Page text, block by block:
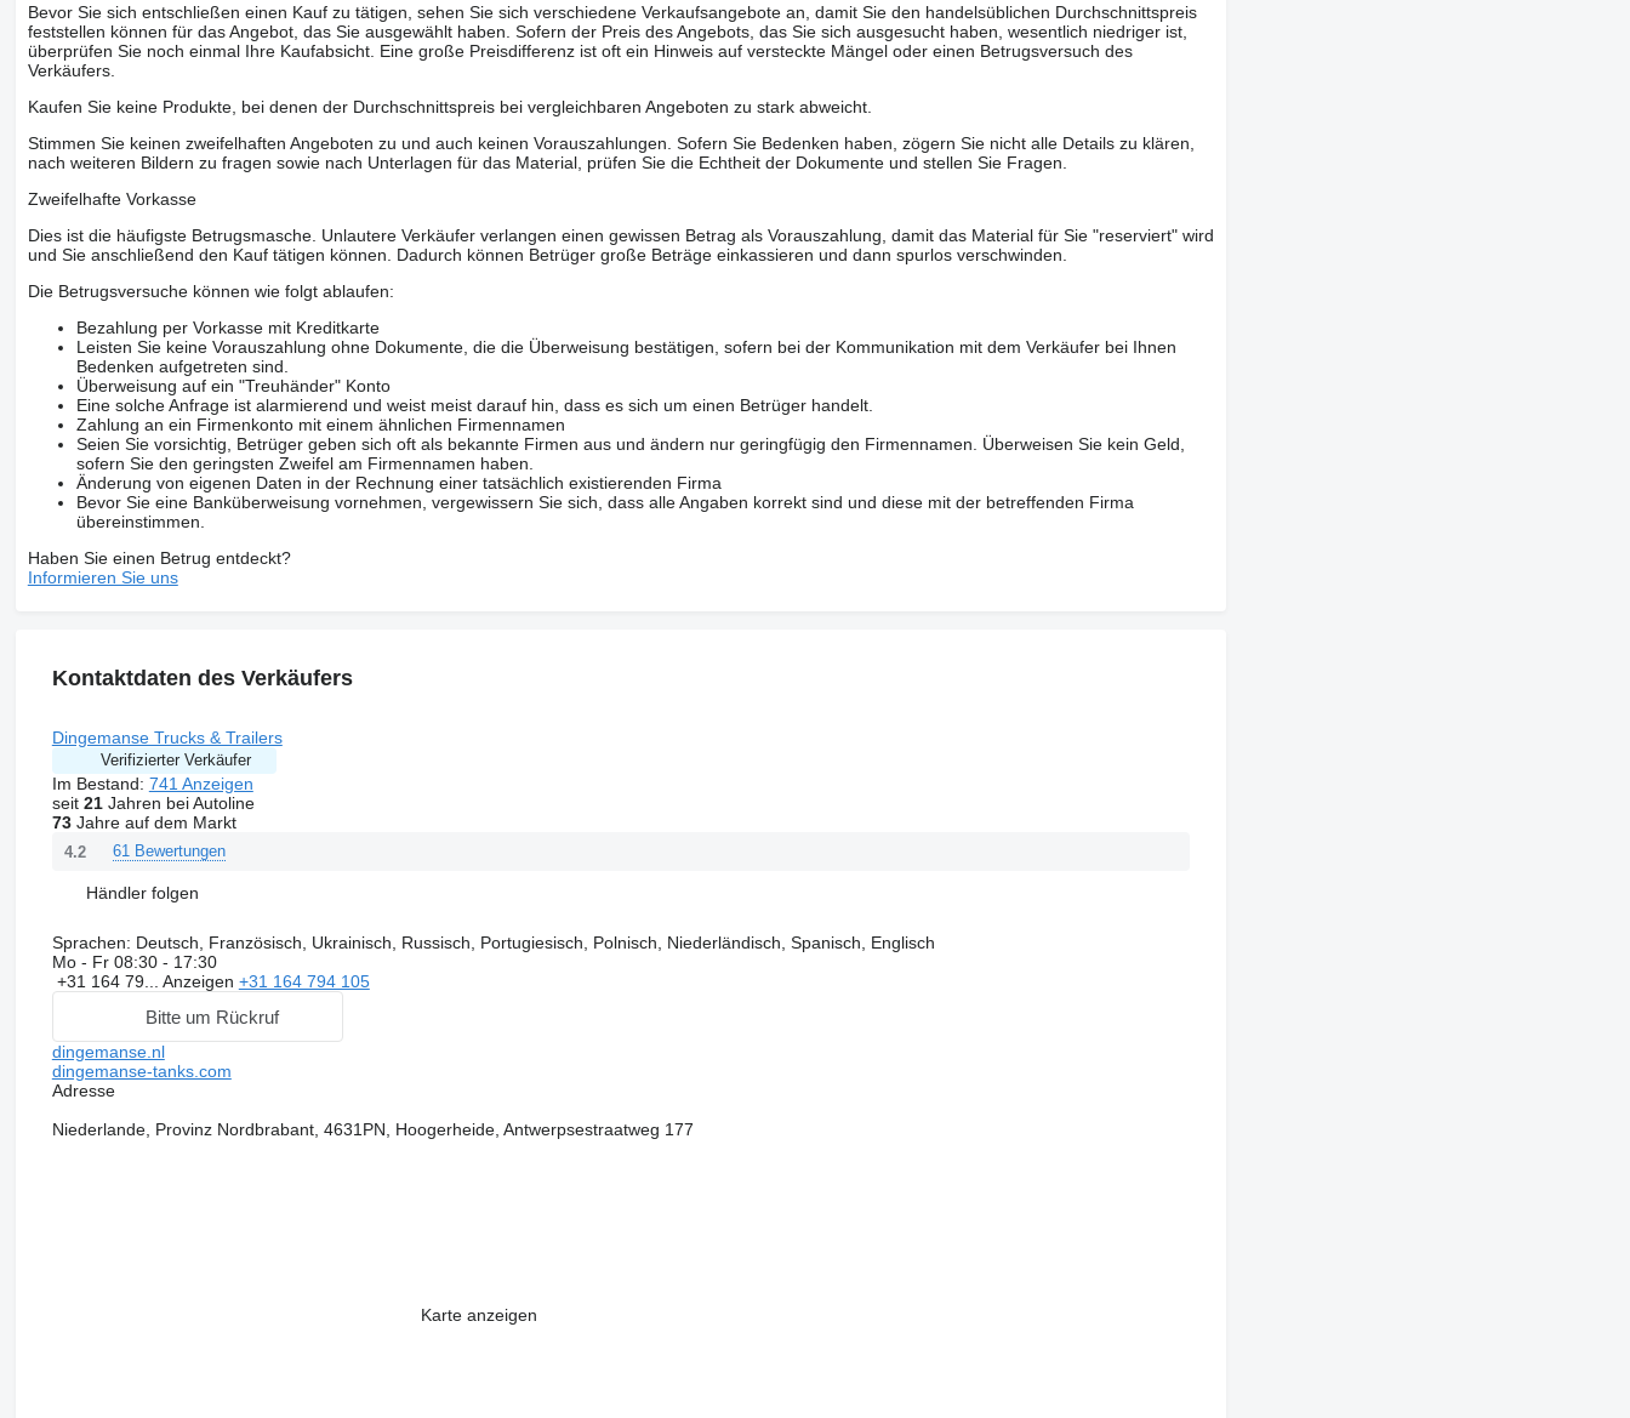
Bevor Sie sich entschließen einen Kauf zu tätigen, sehen Sie sich verschiedene Verkaufsangebote an, damit Sie den handelsüblichen Durchschnittspreis
feststellen können für das Angebot, das Sie ausgewählt haben. Sofern der Preis des Angebots, das Sie sich ausgesucht haben, wesentlich niedriger ist,
überprüfen Sie noch einmal Ihre Kaufabsicht. Eine große Preisdifferenz ist oft ein Hinweis auf versteckte Mängel oder einen Betrugsversuch des
Verkäufers.
Kaufen Sie keine Produkte, bei denen der Durchschnittspreis bei vergleichbaren Angeboten zu stark abweicht.
Stimmen Sie keinen zweifelhaften Angeboten zu und auch keinen Vorauszahlungen. Sofern Sie Bedenken haben, zögern Sie nicht alle Details zu klären,
nach weiteren Bildern zu fragen sowie nach Unterlagen für das Material, prüfen Sie die Echtheit der Dokumente und stellen Sie Fragen.
Zweifelhafte Vorkasse
Dies ist die häufigste Betrugsmasche. Unlautere Verkäufer verlangen einen gewissen Betrag als Vorauszahlung, damit das Material für Sie "reserviert" wird
und Sie anschließend den Kauf tätigen können. Dadurch können Betrüger große Beträge einkassieren und dann spurlos verschwinden.
Die Betrugsversuche können wie folgt ablaufen:
Bezahlung per Vorkasse mit Kreditkarte
Leisten Sie keine Vorauszahlung ohne Dokumente, die die Überweisung bestätigen, sofern bei der Kommunikation mit dem Verkäufer bei Ihnen
Bedenken aufgetreten sind.
Überweisung auf ein "Treuhänder" Konto
Eine solche Anfrage ist alarmierend und weist meist darauf hin, dass es sich um einen Betrüger handelt.
Zahlung an ein Firmenkonto mit einem ähnlichen Firmennamen
Seien Sie vorsichtig, Betrüger geben sich oft als bekannte Firmen aus und ändern nur geringfügig den Firmennamen. Überweisen Sie kein Geld,
sofern Sie den geringsten Zweifel am Firmennamen haben.
Änderung von eigenen Daten in der Rechnung einer tatsächlich existierenden Firma
Bevor Sie eine Banküberweisung vornehmen, vergewissern Sie sich, dass alle Angaben korrekt sind und diese mit der betreffenden Firma
übereinstimmen.
Haben Sie einen Betrug entdeckt?
Informieren Sie uns
Kontaktdaten des Verkäufers
Dingemanse Trucks & Trailers
Verifizierter Verkäufer
Im Bestand: 741 Anzeigen
seit 21Jahren bei Autoline
73Jahre auf dem Markt
4.2 61 Bewertungen
Händler folgen
Sprachen: Deutsch, Französisch, Ukrainisch, Russisch, Portugiesisch, Polnisch, Niederländisch, Spanisch, Englisch
Mo - Fr 08:30 - 17:30
+31 164 79... Anzeigen +31 164 794 105
Bitte um Rückruf
dingemanse.nl
dingemanse-tanks.com
Adresse
Niederlande, Provinz Nordbrabant, 4631PN, Hoogerheide, Antwerpsestraatweg 177
Karte anzeigen